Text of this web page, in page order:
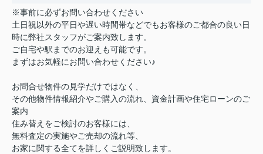
※事前に必ずお問い合わせください
土日祝以外の平日や遅い時間帯などでもお客様のご都合の良い日
時に弊社スタッフがご案内致します。
ご自宅や駅までのお迎えも可能です。
まずはお気軽にお問い合わせください♪
お問合せ物件の見学だけではなく、
その他物件情報紹介やご購入の流れ、資金計画や住宅ローンのご
案内
住み替えをご検討のお客様には、
無料査定の実施やご売却の流れ等、
お家に関する全てを詳しくご説明致します。